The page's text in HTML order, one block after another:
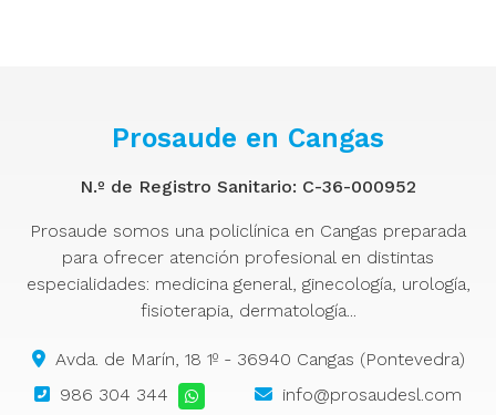
Prosaude en Cangas
N.º de Registro Sanitario: C-36-000952
Prosaude somos una policlínica en Cangas preparada
para ofrecer atención profesional en distintas
especialidades: medicina general, ginecología, urología,
fisioterapia, dermatología...
Avda. de Marín, 18 1º - 36940 Cangas (Pontevedra)
986 304 344
info@prosaudesl.com